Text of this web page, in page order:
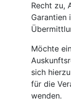
Recht zu,
Garantien
Möchte
sich
für die
wenden.